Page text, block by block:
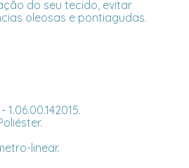
do seu tecido, evitar
oleosas e pontiagudas.
linear.